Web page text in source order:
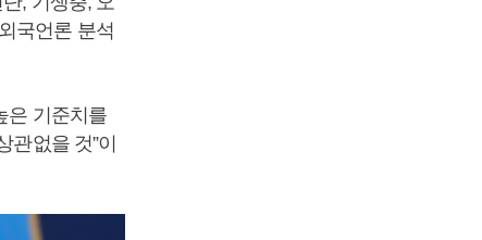
국언론 분석
은 기준치를
없을 것”이